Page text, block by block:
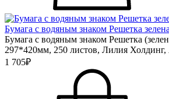
Бумага с водяным знаком Решетка
Бумага с водяным знаком Решетка
297*420мм, 250 листов, Лилия Холдинг,
1 705₽